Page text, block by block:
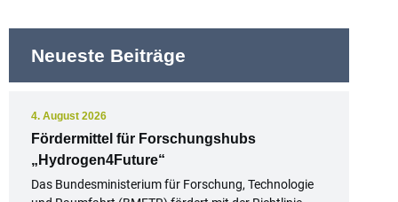
Neueste Beiträge
4. August 2026
Fördermittel für Forschungshubs
„Hydrogen4Future“
Das Bundesministerium für Forschung, Technologie